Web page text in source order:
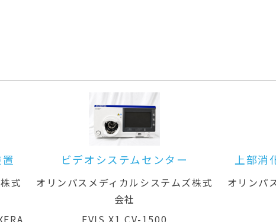
式
ビデオシステムセンター
オリンパスメディカルシステムズ株式
会社
上部消
オリンパ